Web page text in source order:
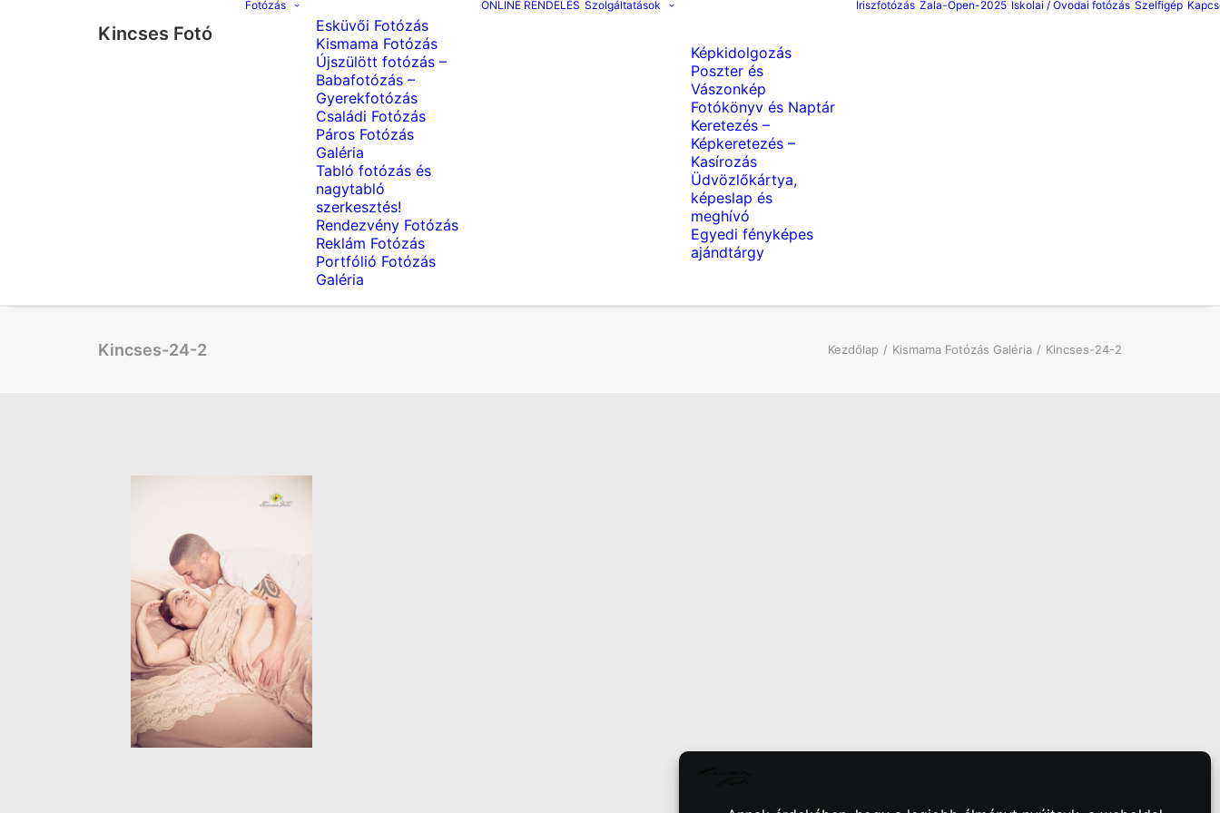
Kincses Fotó
Fotózás
Esküvői Fotózás
Kismama Fotózás
Újszülött fotózás –
Babafotózás –
Gyerekfotózás
Családi Fotózás
Páros Fotózás
Galéria
Tabló fotózás és
nagytabló
szerkesztés!
Rendezvény Fotózás
Reklám Fotózás
Portfólió Fotózás
Galéria
ONLINE RENDELÉS Szolgáltatások
Képkidolgozás
Poszter és
Vászonkép
Fotókönyv és Naptár
Keretezés –
Képkeretezés –
Kasírozás
Üdvözlőkártya,
képeslap és
meghívó
Egyedi fényképes
ajándtárgy
Íriszfotózás Zala-Open-2025 Iskolai / Ovodai fotózás Szelfigép
Kincses-24-2 Kezdőlap Kismama Fotózás Galéria Kincses-24-2